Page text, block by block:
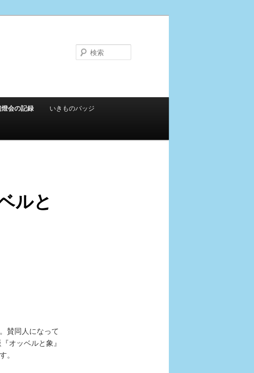
燈会の記録 いきものバッジ
ルと
賛同人になって
オッベルと象』
。